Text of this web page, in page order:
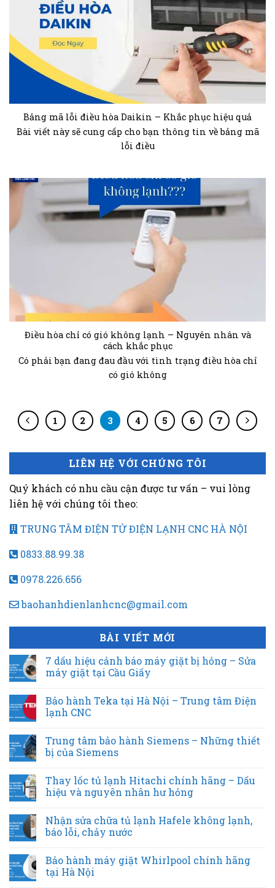
Bảng mã lỗi điều hòa Daikin – Khắc phục hiệu quả
Bài viết này sẽ cung cấp cho bạn thông tin về bảng mã
lỗi điều
Điều hòa chỉ có gió không lạnh – Nguyên nhân và
cách khắc phục
Có phải bạn đang đau đầu với tình trạng điều hòa chỉ
có gió không
1 2 3 4 5 6 7
LIÊN HỆ VỚI CHÚNG TÔI
Quý khách có nhu cầu cận được tư vấn – vui lòng
liên hệ với chúng tôi theo:
TRUNG TÂM ĐIỆN TỬ ĐIỆN LẠNH CNC HÀ NỘI
0833.88.99.38
0978.226.656
baohanhdienlanhcnc@gmail.com
BÀI VIẾT MỚI
7 dấu hiệu cảnh báo máy giặt bị hỏng – Sửa
máy giặt tại Cầu Giấy
Bảo hành Teka tại Hà Nội – Trung tâm Điện
lạnh CNC
Trung tâm bảo hành Siemens – Những thiết
bị của Siemens
Thay lốc tủ lạnh Hitachi chính hãng – Dấu
hiệu và nguyên nhân hư hỏng
Nhận sửa chữa tủ lạnh Hafele không lạnh,
báo lỗi, chảy nước
Bảo hành máy giặt Whirlpool chính hãng
tại Hà Nội